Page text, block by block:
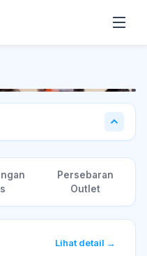
Persebaran
Outlet
Lihat detail →